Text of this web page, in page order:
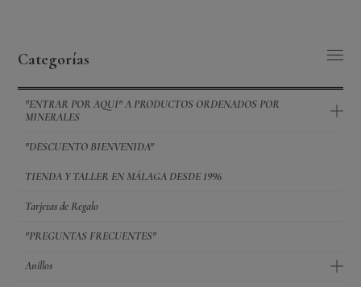
Categorías
"ENTRAR POR AQUI" A PRODUCTOS ORDENADOS POR
MINERALES
"DESCUENTO BIENVENIDA"
TIENDA Y TALLER EN MÁLAGA DESDE 1996
Tarjetas de Regalo
"PREGUNTAS FRECUENTES"
Anillos